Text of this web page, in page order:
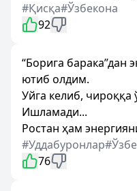
#Қисқа#Ўзбекона
92
“Борига барака”дан
ютиб олдим.
Уйга келиб, чироққа
Ишламади...
Ростан ҳам
#Уддабуронлар
76